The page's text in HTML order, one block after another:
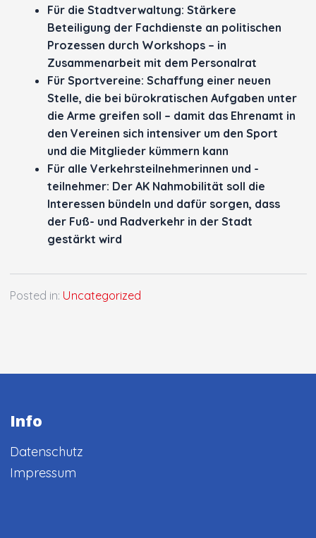
Für die Stadtverwaltung: Stärkere
Beteiligung der Fachdienste an politischen
Prozessen durch Workshops – in
Zusammenarbeit mit dem Personalrat
Für Sportvereine: Schaffung einer neuen
Stelle, die bei bürokratischen Aufgaben unter
die Arme greifen soll – damit das Ehrenamt in
den Vereinen sich intensiver um den Sport
und die Mitglieder kümmern kann
Für alle Verkehrsteilnehmerinnen und -
teilnehmer: Der AK Nahmobilität soll die
Interessen bündeln und dafür sorgen, dass
der Fuß- und Radverkehr in der Stadt
gestärkt wird
Posted in: Uncategorized
Info
Datenschutz
Impressum